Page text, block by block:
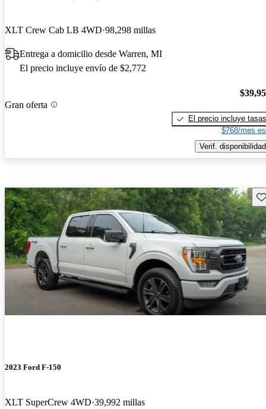
XLT Crew Cab LB 4WD 98,298 millas
Entrega a domicilio desde Warren, MI
El precio incluye envío de $2,772
Gran oferta
El precio incluye tasas
$768/mes
Verif. disponibilidad
2023 Ford F-150
XLT SuperCrew 4WD 39,992 millas